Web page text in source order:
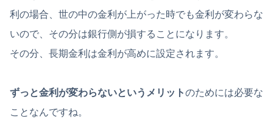
利の場合、世の中の金利が上がった時でも金利が変わらな
いので、その分は銀行側が損することになります。
その分、長期金利は金利が高めに設定されます。
ずっと金利が変わらないというメリットのためには必要な
ことなんですね。